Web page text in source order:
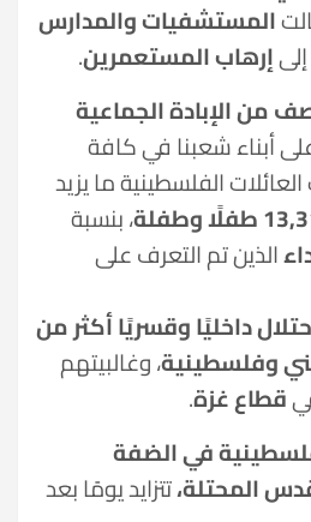
المستشفيات والمدارس
إرهاب المستعمرين.
من الإبادة الجماعية
أبناء شعبنا في كافة
الفلسطينية ما يزيد
وطفلة
، بنسبة
الذين تم التعرف على
داخليًا وقسريًا أكثر من
، وغالبيتهم
قطاع غزة.
في الضفة
المحتلة،تتزايد يومًا بعد